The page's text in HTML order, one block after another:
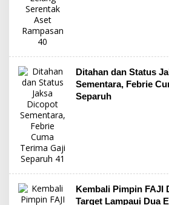
Ditahan dan Status
Sementara, Febrie
Separuh
Kembali Pimpin FAJI
Target Lampaui Dua